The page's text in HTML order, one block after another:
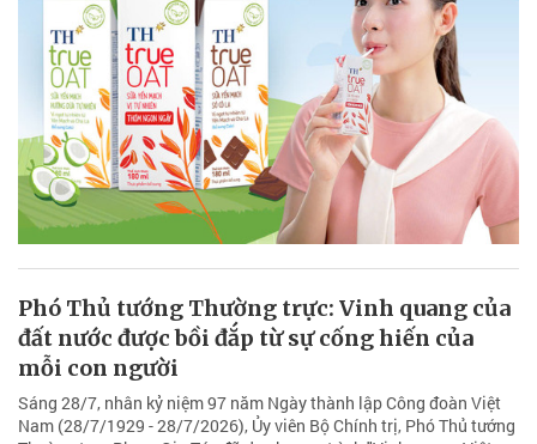
Phó Thủ tướng Thường trực: Vinh quang của
đất nước được bồi đắp từ sự cống hiến của
mỗi con người
Sáng 28/7, nhân kỷ niệm 97 năm Ngày thành lập Công đoàn Việt
Nam (28/7/1929 - 28/7/2026), Ủy viên Bộ Chính trị, Phó Thủ tướng